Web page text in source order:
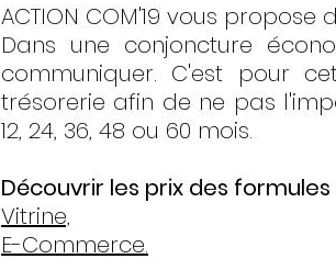
ACTION COM'19 vous
Dans une conjoncture
communiquer. C'est pour
trésorerie afin de ne pas
12, 24, 36, 48 ou 60 mois.
Découvrir les prix des
Vitrine,
E-Commerce.